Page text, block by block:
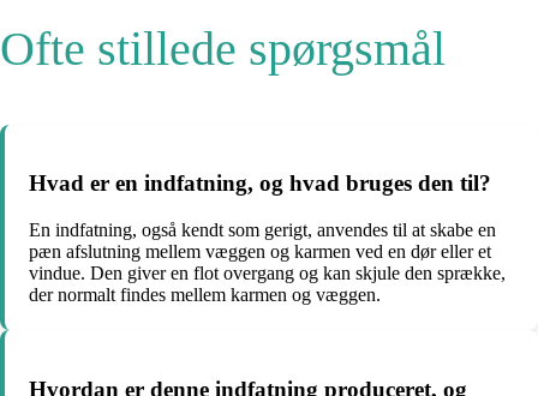
Ofte stillede spørgsmål
Hvad er en indfatning, og hvad bruges den til?
En indfatning, også kendt som gerigt, anvendes til at skabe en
pæn afslutning mellem væggen og karmen ved en dør eller et
vindue. Den giver en flot overgang og kan skjule den sprække,
der normalt findes mellem karmen og væggen.
Hvordan er denne indfatning produceret, og